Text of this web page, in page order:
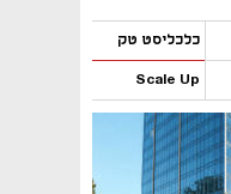
כלכליסט טק
Scale Up
נפתח בכרטיסייה חדשה
נפתח בכרטיסייה חדשה